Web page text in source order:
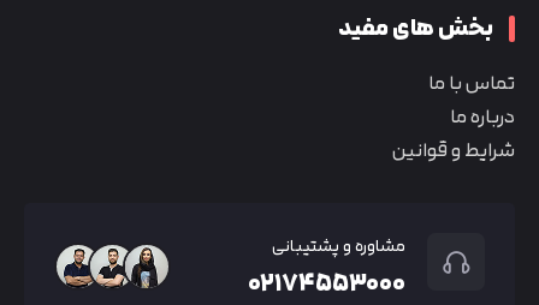
بخش های مفید
تماس با ما
درباره ما
شرایط و قوانین
مشاوره و پشتیبانی
۰۲۱۷۴۵۵۳۰۰۰